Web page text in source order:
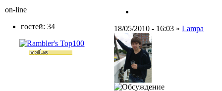
18/05/2010 - 16:03 » Lampa
on-line
гостей: 34